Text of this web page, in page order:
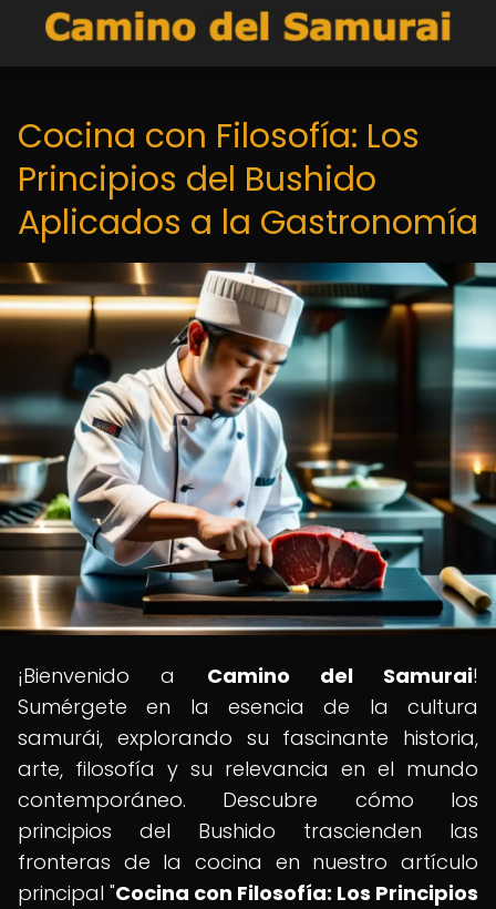
Cocina con Filosofía: Los
Principios del Bushido
Aplicados a la Gastronomía
¡Bienvenido a Camino del Samurai!
Sumérgete en la esencia de la cultura
samurái, explorando su fascinante historia,
arte, filosofía y su relevancia en el mundo
contemporáneo. Descubre cómo los
principios del Bushido trascienden las
fronteras de la cocina en nuestro artículo
principal "Cocina con Filosofía: Los Principios